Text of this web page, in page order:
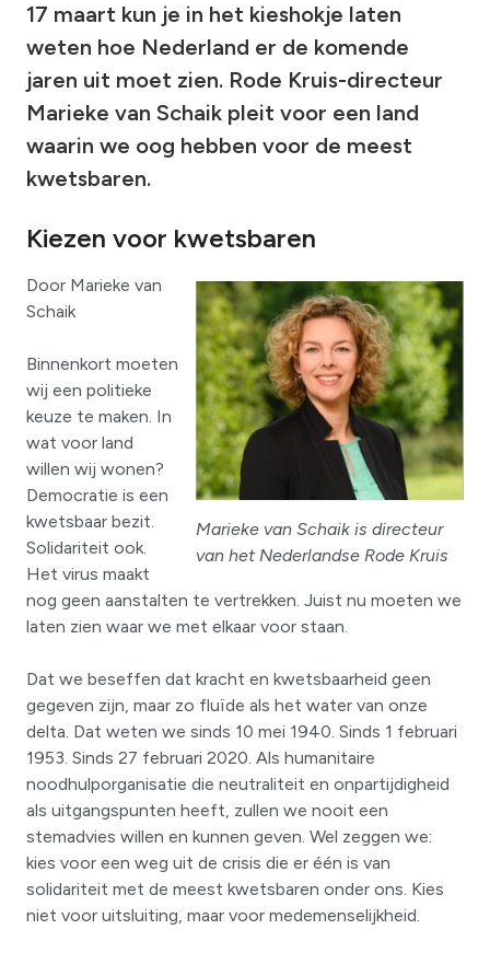
17 maart kun je in het kieshokje laten
weten hoe Nederland er de komende
jaren uit moet zien. Rode Kruis-directeur
Marieke van Schaik pleit voor een land
waarin we oog hebben voor de meest
kwetsbaren.
Kiezen voor kwetsbaren
Marieke van Schaik is directeur
van het Nederlandse Rode Kruis
Door Marieke van
Schaik
Binnenkort moeten
wij een politieke
keuze te maken. In
wat voor land
willen wij wonen?
Democratie is een
kwetsbaar bezit.
Solidariteit ook.
Het virus maakt
nog geen aanstalten te vertrekken. Juist nu moeten we
laten zien waar we met elkaar voor staan.
Dat we beseffen dat kracht en kwetsbaarheid geen
gegeven zijn, maar zo fluïde als het water van onze
delta. Dat weten we sinds 10 mei 1940. Sinds 1 februari
1953. Sinds 27 februari 2020. Als humanitaire
noodhulporganisatie die neutraliteit en onpartijdigheid
als uitgangspunten heeft, zullen we nooit een
stemadvies willen en kunnen geven. Wel zeggen we:
kies voor een weg uit de crisis die er één is van
solidariteit met de meest kwetsbaren onder ons. Kies
niet voor uitsluiting, maar voor medemenselijkheid.